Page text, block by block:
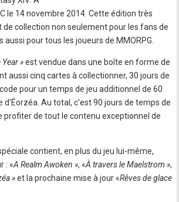
le 14 novembre 2014. Cette édition très
collection non seulement pour les fans de
aussi pour tous les joueurs de MMORPG.
»est vendue dans une boîte en forme de
aussi cinq cartes à collectionner, 30 jours de
pour un temps de jeu additionnel de 60
d'Éorzéa. Au total, c'est 90 jours de temps de
profiter de tout le contenu exceptionnel de
contient, en plus du jeu lui-même,
: «A Realm Awoken », «À travers le Maelstrom »,
»et la prochaine mise à jour «Rêves de glace